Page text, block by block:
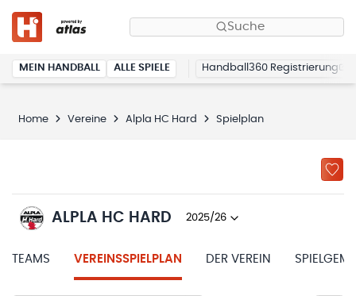
Suche
MEIN HANDBALL ALLE SPIELE Handball360 Registrierung
Home Vereine Alpla HC Hard Spielplan
ALPLA HC HARD 2025/26
TEAMS VEREINSSPIELPLAN DER VEREIN